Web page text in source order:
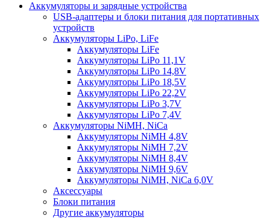
Аккумуляторы и зарядные устройства
USB-адаптеры и блоки питания для портативных
устройств
Аккумуляторы LiPo, LiFe
Аккумуляторы LiFe
Аккумуляторы LiPo 11,1V
Аккумуляторы LiPo 14,8V
Аккумуляторы LiPo 18,5V
Аккумуляторы LiPo 22,2V
Аккумуляторы LiPo 3,7V
Аккумуляторы LiPo 7,4V
Аккумуляторы NiMH, NiCa
Аккумуляторы NiMH 4,8V
Аккумуляторы NiMH 7,2V
Аккумуляторы NiMH 8,4V
Аккумуляторы NiMH 9,6V
Аккумуляторы NiMH, NiCa 6,0V
Аксессуары
Блоки питания
Другие аккумуляторы